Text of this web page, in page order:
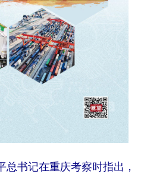
书记在重庆考察时指出，